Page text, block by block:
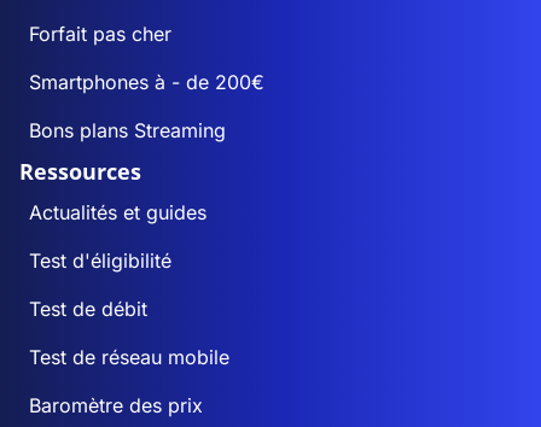
Forfait pas cher
Smartphones à - de 200€
Bons plans Streaming
Ressources
Actualités et guides
Test d'éligibilité
Test de débit
Test de réseau mobile
Baromètre des prix